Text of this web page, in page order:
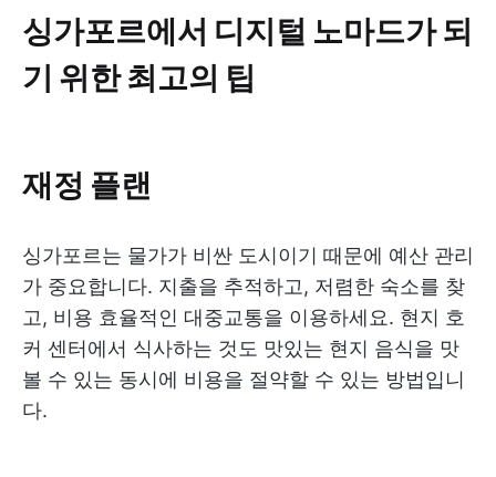
싱가포르에서 디지털 노마드가 되
기 위한 최고의 팁
재정 플랜
싱가포르는 물가가 비싼 도시이기 때문에 예산 관리
가 중요합니다. 지출을 추적하고, 저렴한 숙소를 찾
고, 비용 효율적인 대중교통을 이용하세요. 현지 호
커 센터에서 식사하는 것도 맛있는 현지 음식을 맛
볼 수 있는 동시에 비용을 절약할 수 있는 방법입니
다.